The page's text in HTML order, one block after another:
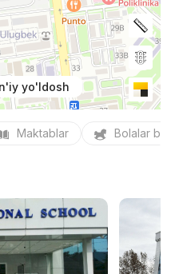
yo'ldosh
Maktablar Bolalar